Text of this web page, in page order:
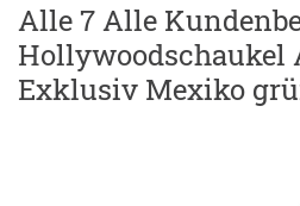
Alle 7 Alle
Hollywoodschaukel
Exklusiv Mexiko